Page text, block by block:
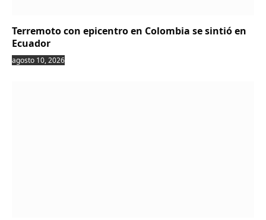
Terremoto con epicentro en Colombia se sintió en
Ecuador
agosto 10, 2026